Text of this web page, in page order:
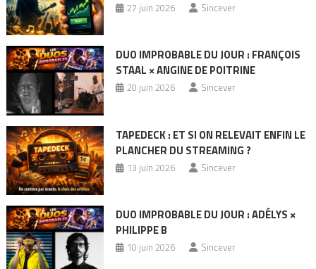
27 juin 2026 Sincever
DUO IMPROBABLE DU JOUR : FRANÇOIS
STAAL × ANGINE DE POITRINE
20 juin 2026 Sincever
TAPEDECK : ET SI ON RELEVAIT ENFIN LE
PLANCHER DU STREAMING ?
13 juin 2026 Sincever
DUO IMPROBABLE DU JOUR : ADÉLYS ×
PHILIPPE B
10 juin 2026 Sincever